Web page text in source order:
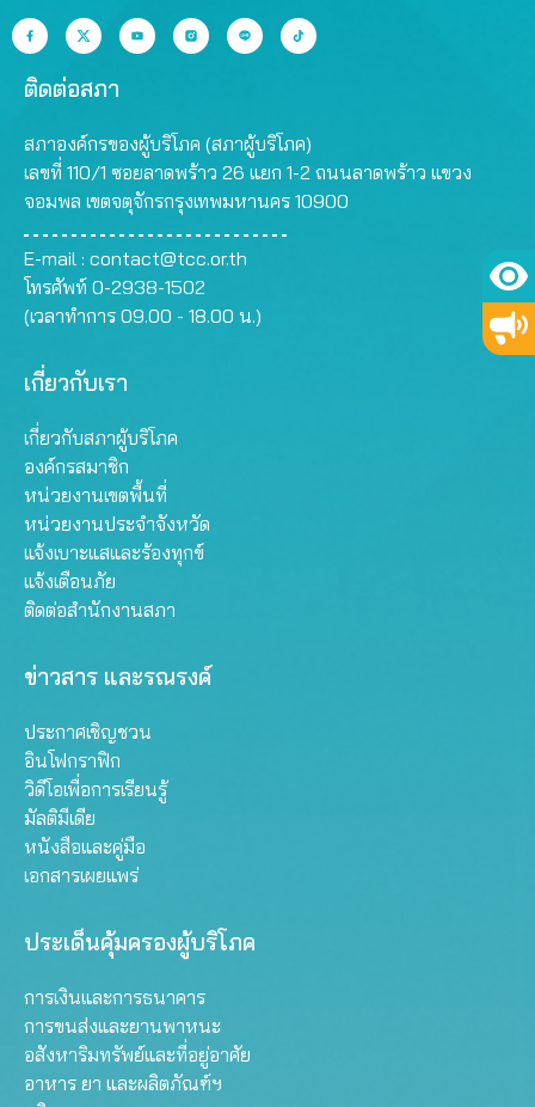
ติดต่อสภา
สภาองค์กรของผู้บริโภค (สภาผู้บริโภค)
เลขที่ 110/1 ซอยลาดพร้าว 26 แยก 1-2 ถนนลาดพร้าว แขวง
จอมพล เขตจตุจักรกรุงเทพมหานคร 10900
E-mail : contact@tcc.or.th
โทรศัพท์ 0-2938-1502
(เวลาทำการ 09.00 - 18.00 น.)
เกี่ยวกับเรา
เกี่ยวกับสภาผู้บริโภค
องค์กรสมาชิก
หน่วยงานเขตพื้นที่
หน่วยงานประจำจังหวัด
แจ้งเบาะแสและร้องทุกข์
แจ้งเตือนภัย
ติดต่อสำนักงานสภา
ข่าวสาร และรณรงค์
ประกาศเชิญชวน
อินโฟกราฟิก
วิดีโอเพื่อการเรียนรู้
มัลติมีเดีย
หนังสือและคู่มือ
เอกสารเผยแพร่
ประเด็นคุ้มครองผู้บริโภค
การเงินและการธนาคาร
การขนส่งและยานพาหนะ
อสังหาริมทรัพย์และที่อยู่อาศัย
อาหาร ยา และผลิตภัณฑ์ฯ